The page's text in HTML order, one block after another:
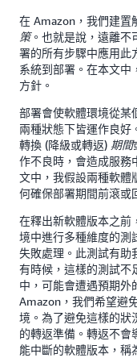
在 Amazon，我們建置
策。也就是說，遠離不
署的所有步驟中應用此
系統到部署。在本文中
方針。
部署會使軟體環境從某
兩種狀態下皆運作良好
轉換 (降級或轉返) 期間
作不良時，會造成服務
文中，我假設兩種軟體
何確保部署期間前滾或
在釋出新軟體版本之前
境中進行多種維度的測
失敗處理。此測試有助
有時候，這樣的測試不
中，可能會遭遇預期外
Amazon，我們希望避
境。為了避免這樣的狀
的轉返準備。轉返不會
能中斷的軟體版本，稱